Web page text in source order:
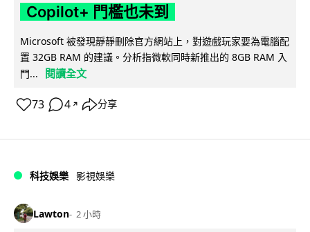
Copilot+ 門檻也未到
Microsoft 被發現靜靜刪除官方網站上，對遊戲玩家要為電腦配
置 32GB RAM 的建議。分析指微軟同時新推出的 8GB RAM 入
門...
閱讀全文
73 4 ↗ 分享
科技娛樂 影視娛樂
Lawton 2 小時